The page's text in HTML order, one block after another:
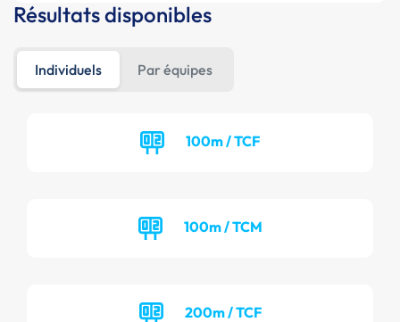
Résultats disponibles
Individuels Par équipes
100m / TCF
100m / TCM
200m / TCF